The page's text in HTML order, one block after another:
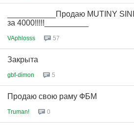
___________Продаю MUTINY
за 4000!!!!!__________
VAphlosss 57
Закрыта
gbf-dimon 5
Продаю свою раму ФБМ
Truman! 0